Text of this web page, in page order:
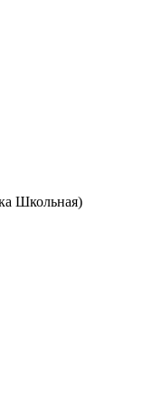
Школьная)